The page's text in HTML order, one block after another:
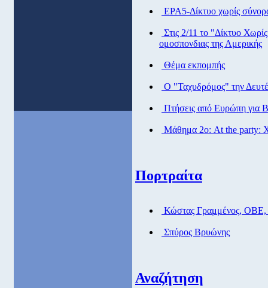
ΕΡΑ5-Δίκτυο χωρίς
Στις 2/11 το "Δίκτυο
ομοσπονδιας της Αμερικής
Θέμα εκπομπής
Ο "Ταχυδρόμος" την
Πτήσεις από Eυρώπη για
Μάθημα 2ο: At the party:
Πορτραίτα
Κώστας Γραμμένος, ΟΒΕ,
Σπύρος Βρυώνης
Αναζήτηση